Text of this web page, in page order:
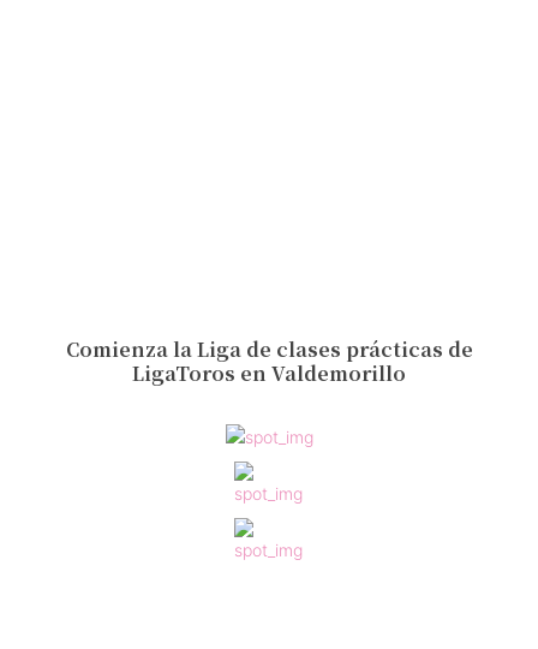
Comienza la Liga de clases prácticas de
LigaToros en Valdemorillo